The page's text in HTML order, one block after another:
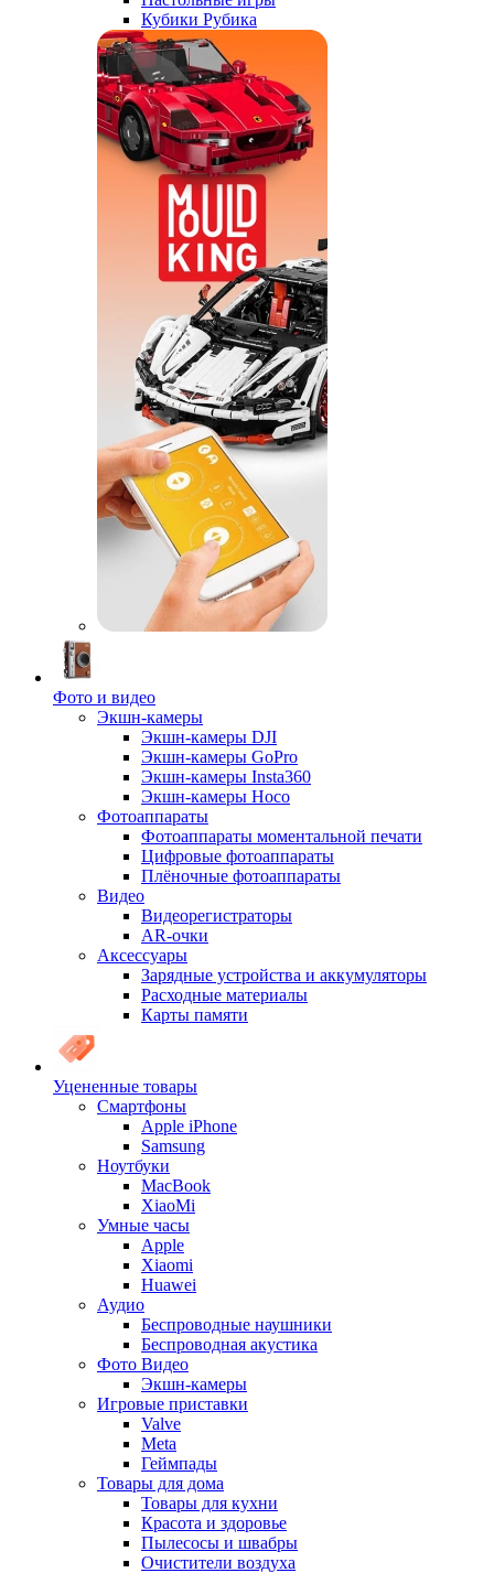
Кубики Рубика
Фото и видео
Экшн-камеры
Экшн-камеры DJI
Экшн-камеры GoPro
Экшн-камеры Insta360
Экшн-камеры Hoco
Фотоаппараты
Фотоаппараты моментальной печати
Цифровые фотоаппараты
Плёночные фотоаппараты
Видео
Видеорегистраторы
AR-очки
Аксессуары
Зарядные устройства и аккумуляторы
Расходные материалы
Карты памяти
Уцененные товары
Cмартфоны
Apple iPhone
Samsung
Ноутбуки
MacBook
XiaoMi
Умные часы
Apple
Xiaomi
Huawei
Аудио
Беспроводные наушники
Беспроводная акустика
Фото Видео
Экшн-камеры
Игровые приставки
Valve
Meta
Геймпады
Товары для дома
Товары для кухни
Красота и здоровье
Пылесосы и швабры
Очистители воздуха